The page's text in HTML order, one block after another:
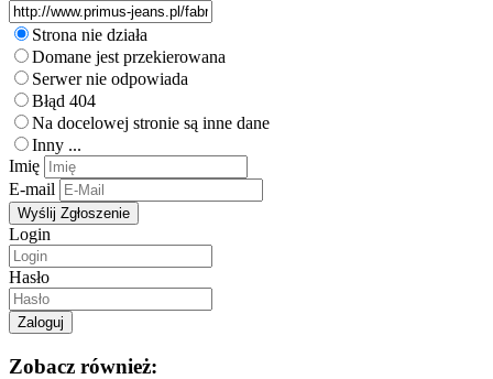
Strona nie działa
Domane jest przekierowana
Serwer nie odpowiada
Błąd 404
Na docelowej stronie są inne dane
Inny ...
Imię
E-mail
Login
Hasło
Zobacz również: